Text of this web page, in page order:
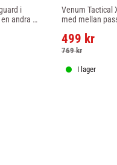
i
andra
Venum Tactical
med mellan
stående och
499 kr
769kr
I lager